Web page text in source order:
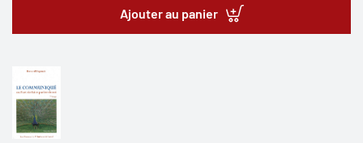
Ajouter au panier